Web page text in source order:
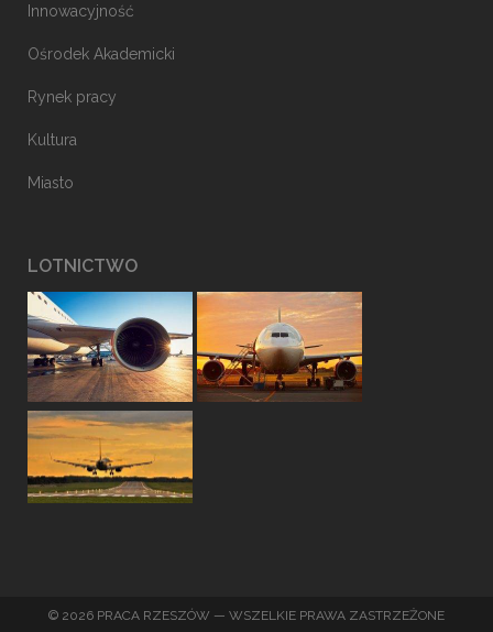
Innowacyjność
Ośrodek Akademicki
Rynek pracy
Kultura
Miasto
LOTNICTWO
© 2026 PRACA RZESZÓW — WSZELKIE PRAWA ZASTRZEŻONE